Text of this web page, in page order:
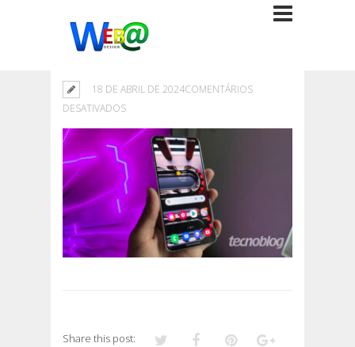
18 DE ABRIL DE 2024COMENTÁRIOS
DESATIVADOSEM
Share this post: